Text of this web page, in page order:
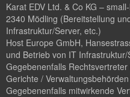
Karat EDV Ltd. & Co KG –
2340 Mödling (Bereitstellung
Infrastruktur/Server, etc.)
Host Europe GmbH,
und Betrieb von IT Infrastruktur/
Gegebenenfalls
Gerichte /
Gegebenenfalls mitwirkende